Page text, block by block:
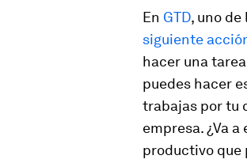
En GTD, uno
siguiente
hacer una
puedes hacer
trabajas por tu
empresa. ¿Va
productivo que